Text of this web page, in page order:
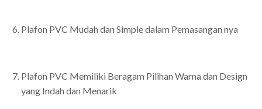
Plafon PVC Mudah dan Simple dalam Pemasangan nya
Plafon PVC Memiliki Beragam Pilihan Warna dan Design
yang Indah dan Menarik